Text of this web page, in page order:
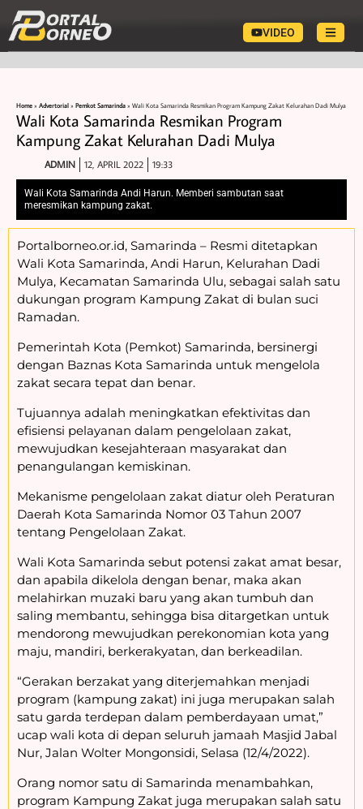
VIDEO
Home » Advertorial » Pemkot Samarinda » Wali Kota Samarinda Resmikan Program Kampung Zakat Kelurahan Dadi Mulya
Wali Kota Samarinda Resmikan Program
Kampung Zakat Kelurahan Dadi Mulya
ADMIN 12, APRIL 2022 19:33
Wali Kota Samarinda Andi Harun. Memberi sambutan saat
meresmikan kampung zakat.
Portalborneo.or.id, Samarinda – Resmi ditetapkan
Wali Kota Samarinda, Andi Harun, Kelurahan Dadi
Mulya, Kecamatan Samarinda Ulu, sebagai salah satu
dukungan program Kampung Zakat di bulan suci
Ramadan.
Pemerintah Kota (Pemkot) Samarinda, bersinergi
dengan Baznas Kota Samarinda untuk mengelola
zakat secara tepat dan benar.
Tujuannya adalah meningkatkan efektivitas dan
efisiensi pelayanan dalam pengelolaan zakat,
mewujudkan kesejahteraan masyarakat dan
penangulangan kemiskinan.
Mekanisme pengelolaan zakat diatur oleh Peraturan
Daerah Kota Samarinda Nomor 03 Tahun 2007
tentang Pengelolaan Zakat.
Wali Kota Samarinda sebut potensi zakat amat besar,
dan apabila dikelola dengan benar, maka akan
melahirkan muzaki baru yang akan tumbuh dan
saling membantu, sehingga bisa ditargetkan untuk
mendorong mewujudkan perekonomian kota yang
maju, mandiri, berkerakyatan, dan berkeadilan.
“Gerakan berzakat yang diterjemahkan menjadi
program (kampung zakat) ini juga merupakan salah
satu garda terdepan dalam pemberdayaan umat,”
ucap wali kota di depan seluruh jamaah Masjid Jabal
Nur, Jalan Wolter Mongonsidi, Selasa (12/4/2022).
Orang nomor satu di Samarinda menambahkan,
program Kampung Zakat juga merupakan salah satu